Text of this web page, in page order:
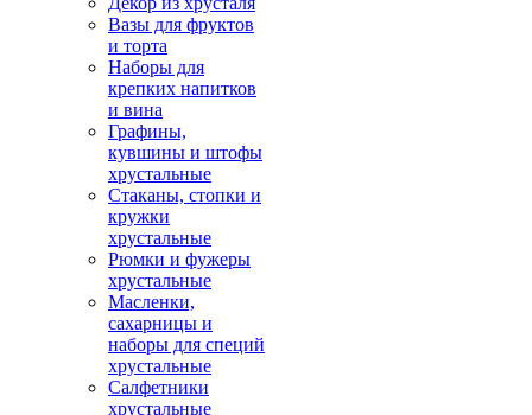
Вазы для фруктов
и торта
Наборы для
крепких напитков
и вина
Графины,
кувшины и штофы
хрустальные
Стаканы, стопки и
кружки
хрустальные
Рюмки и фужеры
хрустальные
Масленки,
сахарницы и
наборы для специй
хрустальные
Салфетники
хрустальные